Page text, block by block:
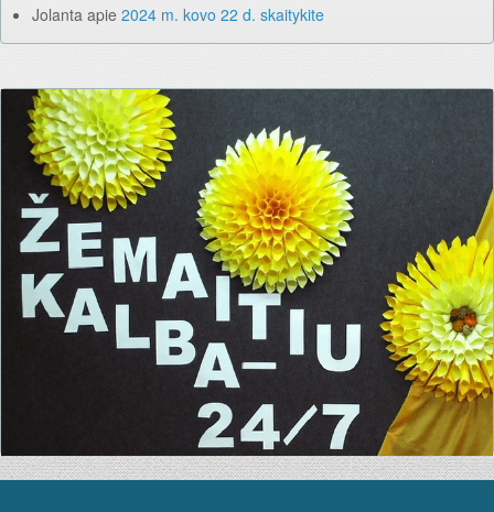
Jolanta apie 2024 m. kovo 22 d. skaitykite